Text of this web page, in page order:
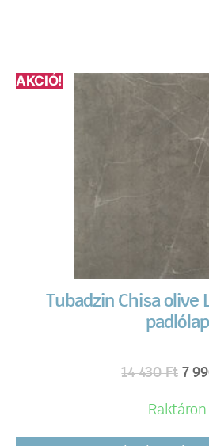
AKCIÓ!
Tubadzin Chisa olive
padlólap
14 430Ft 7
Raktáron